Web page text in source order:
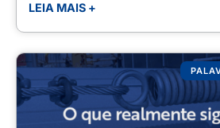
LEIA MAIS +